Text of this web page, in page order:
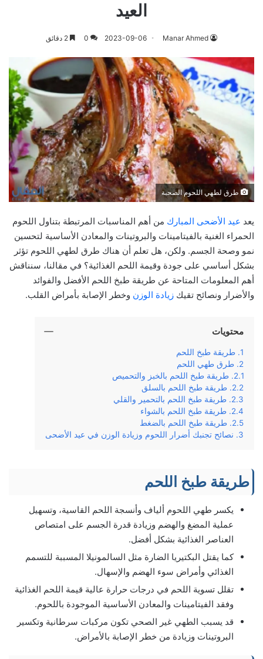
العيد
Manar Ahmed
2023-09-06
0
طرق لطهي اللحوم الصحية
يعد عيد الأضحى المبارك من أهم المناسبات المرتبطة بتناول اللحوم
الحمراء الغنية بالفيتامينات والبروتينات والمعادن الأساسية لتحسين
نمو وصحة الجسم. ولكن، هل تعلم أن هناك طرق لطهي اللحوم تؤثر
بشكل أساسي على جودة وقيمة اللحم الغذائية؟ في مقالنا، سنناقش
أهم المعلومات المتاحة عن طريقة طبخ اللحم الأفضل والفوائد
والأضرار ونصائح تقيك زيادة الوزن وخطر الإصابة بأمراض القلب.
محتويات
طريقة طبخ اللحم
طرق طهي اللحم
طريقة طبخ اللحم بالخبز والتحميص
طريقة طبخ اللحم بالسلق
طريقة طبخ اللحم بالتحمير والقلي
طريقة طبخ اللحم بالشواء
طريقة طبخ اللحم بالضغط
نصائح تجنبك أضرار اللحوم وزيادة الوزن في عيد الأضحى
طريقة طبخ اللحم
يكسر طهي اللحوم ألياف وأنسجة اللحم القاسية، وتسهيل
عملية المضغ والهضم وزيادة قدرة الجسم على امتصاص
العناصر الغذائية بشكل أفضل.
كما يقتل البكتيريا الضارة مثل السالمونيلا المسببة للتسمم
الغذائي وأمراض سوء الهضم والإسهال.
تقلل تسوية اللحم في درجات حرارة عالية قيمة اللحم الغذائية
وفقد الفيتامينات والمعادن الأساسية الموجودة باللحوم.
قد يسبب الطهي غير الصحي تكون مركبات سرطانية وتكسير
البروتينات وزيادة من خطر الإصابة بالأمراض.